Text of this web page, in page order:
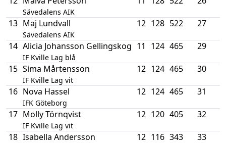
Sävedalens AIK
13 Maj Lundvall
Sävedalens AIK
12 128 522 27
14 Alicia Johansson Gellingskog
IF Kville Lag blå
11 124 465 29
15 Sima Mårtensson
IF Kville Lag vit
12 124 465 30
16 Nova Hassel
IFK Göteborg
12 124 465 31
17 Molly Törnqvist
IF Kville Lag vit
12 120 405 32
18 Isabella Andersson 12 116 343 33